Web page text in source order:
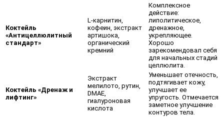
Коктейль
«Антицеллюлитный
стандарт»
L-карнитин,
кофеин, экстракт
артишока,
органический
кремний
Комплексное
действие:
липолитическое,
дренажное,
укрепляющее.
Хорошо
зарекомендовал себя
для начальных стадий
целлюлита.
Коктейль «Дренаж и
лифтинг»
Экстракт
мелилото, рутин,
DMAE,
гиалуроновая
кислота
Уменьшает отечность,
подтягивает кожу,
улучшает ее
упругость. Отмечается
заметное улучшение
контуров тела.